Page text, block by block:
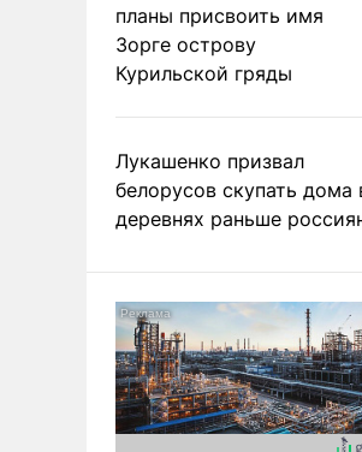
планы присвоить имя
Зорге острову
Курильской гряды
Лукашенко призвал
белорусов скупать дома
деревнях раньше